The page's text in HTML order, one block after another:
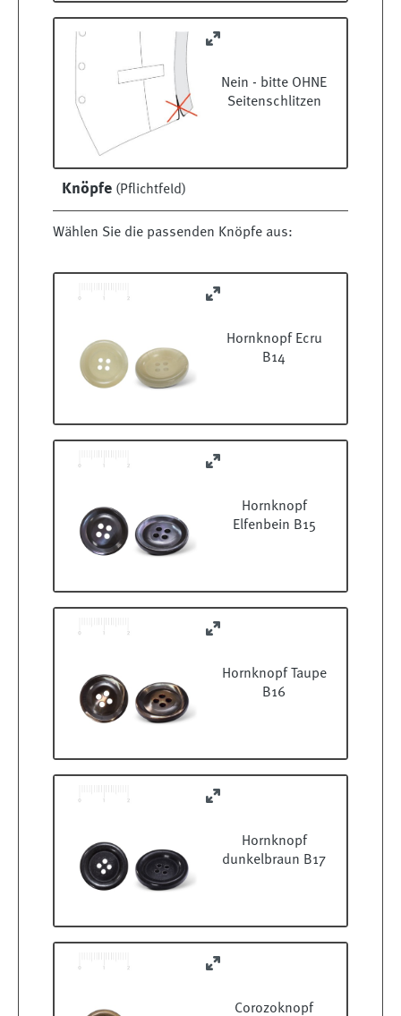
Nein - bitte OHNE
Seitenschlitzen
Knöpfe (Pflichtfeld)
Wählen Sie die passenden Knöpfe aus:
Hornknopf Ecru
B14
Hornknopf
Elfenbein B15
Hornknopf Taupe
B16
Hornknopf
dunkelbraun B17
Corozoknopf